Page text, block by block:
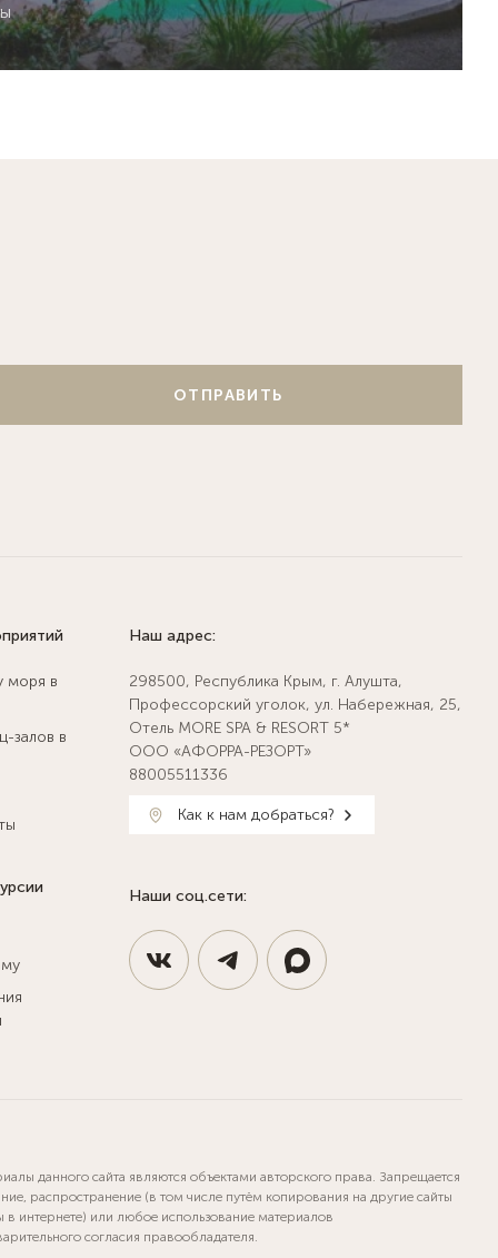
ОТПРАВИТЬ
Наш адрес:
298500, Республика Крым, г. Алушта,
Профессорский уголок, ул. Набережная, 25,
Отель MORE SPA & RESORT 5*
ООО «АФОРРА-РЕЗОРТ»
88005511336
Как к нам добраться?
Наши соц.сети:
моря в
залов в
данного сайта являются объектами авторского права. Запрещается
распространение (в том числе путём копирования на другие сайты
в интернете) или любое использование материалов
согласия правообладателя.